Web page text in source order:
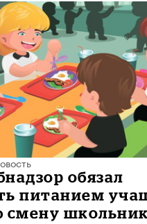
обязал
питанием
смену